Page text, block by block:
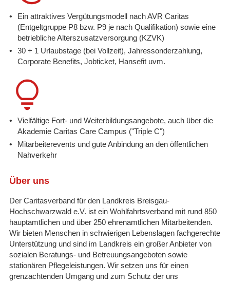
Ein attraktives Vergütungsmodell nach AVR Caritas
(Entgeltgruppe P8 bzw. P9 je nach Qualifikation) sowie eine
betriebliche Alterszusatzversorgung (KZVK)
30 + 1 Urlaubstage (bei Vollzeit), Jahressonderzahlung,
Corporate Benefits, Jobticket, Hansefit uvm.
Vielfältige Fort- und Weiterbildungsangebote, auch über die
Akademie Caritas Care Campus ("Triple C")
Mitarbeiterevents und gute Anbindung an den öffentlichen
Nahverkehr
Über uns
Der Caritasverband für den Landkreis Breisgau-
Hochschwarzwald e.V. ist ein Wohlfahrtsverband mit rund 850
hauptamtlichen und über 250 ehrenamtlichen Mitarbeitenden.
Wir bieten Menschen in schwierigen Lebenslagen fachgerechte
Unterstützung und sind im Landkreis ein großer Anbieter von
sozialen Beratungs- und Betreuungsangeboten sowie
stationären Pflegeleistungen. Wir setzen uns für einen
grenzachtenden Umgang und zum Schutz der uns